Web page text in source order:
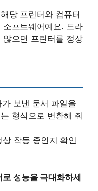
당 프린터와 컴퓨터
소프트웨어예요. 드라
않으면 프린터를 정상
가 보낸 문서 파일을
형식으로 변환해 줘
상 작동 중인지 확인
성능을 극대화하세